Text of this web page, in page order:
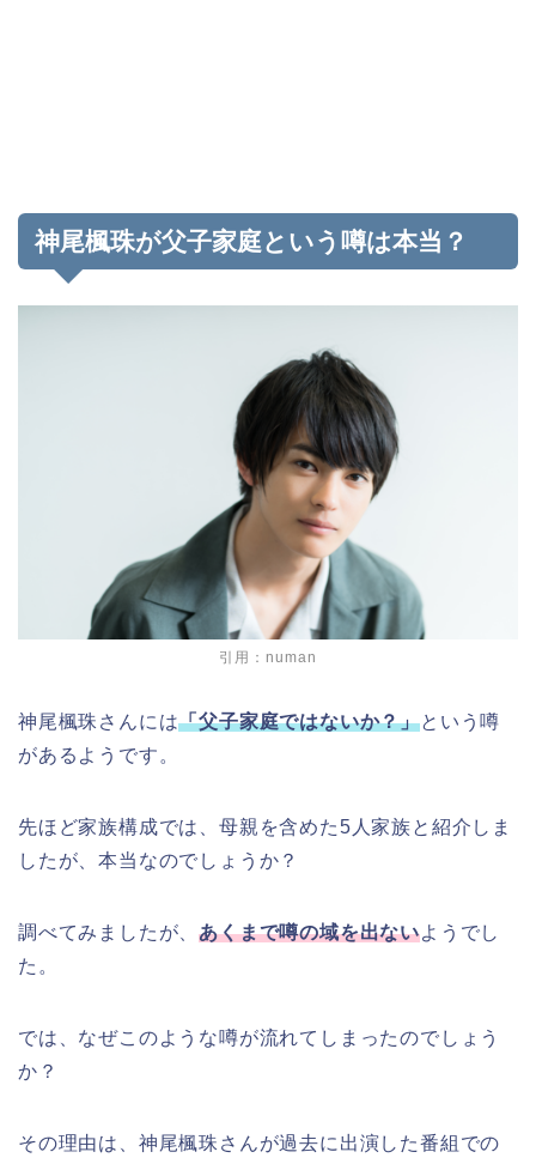
神尾楓珠が父子家庭という噂は本当？
引用：numan
神尾楓珠さんには「父子家庭ではないか？」という噂
があるようです。
先ほど家族構成では、母親を含めた5人家族と紹介しま
したが、本当なのでしょうか？
調べてみましたが、あくまで噂の域を出ないようでし
た。
では、なぜこのような噂が流れてしまったのでしょう
か？
その理由は、神尾楓珠さんが過去に出演した番組での